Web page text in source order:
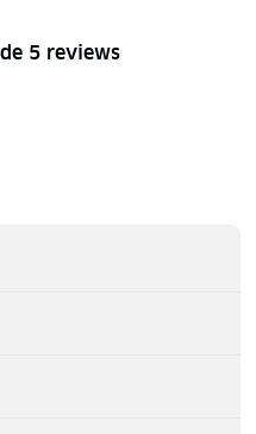
5 reviews